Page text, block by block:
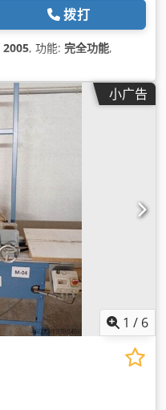
拨打
2005, 功能: 完全功能,
小广告
1 / 6